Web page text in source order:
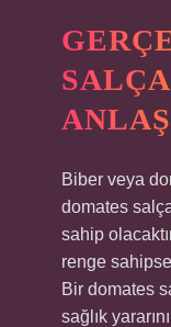
Biber veya
domates
sahip
renge
Bir domates
sağlık